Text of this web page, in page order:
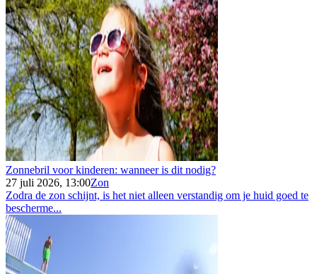
Zonnebril voor kinderen: wanneer is dit nodig?
27 juli 2026, 13:00Zon
Zodra de zon schijnt, is het niet alleen verstandig om je huid goed te
bescherme...